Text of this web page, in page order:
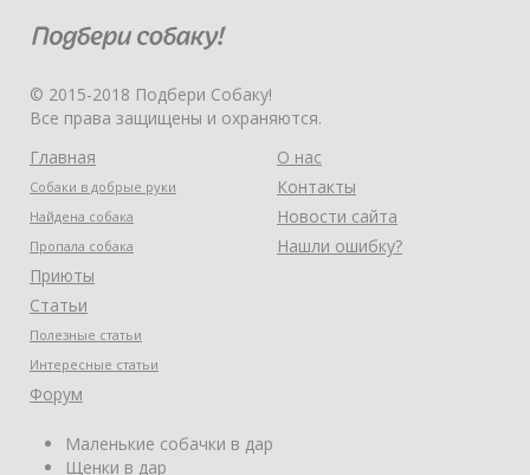
© 2015-2018 Подбери Собаку!
Все права защищены и охраняются.
Главная
Собаки в добрые руки
Найдена собака
Пропала собака
Приюты
Статьи
Полезные статьи
Интересные статьи
Форум
О нас
Контакты
Новости сайта
Нашли ошибку?
Маленькие собачки в дар
Щенки в дар